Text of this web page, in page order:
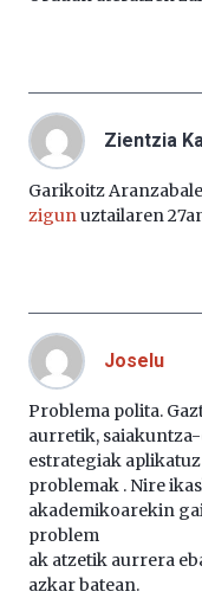
Zientzia
Garikoitz
zigunuztailaren
Joselu
Problema polita.
aurretik,
estrategiak
problemak . Nire
akademikoarekin
problem
ak atzetik aurrera
azkar batean.